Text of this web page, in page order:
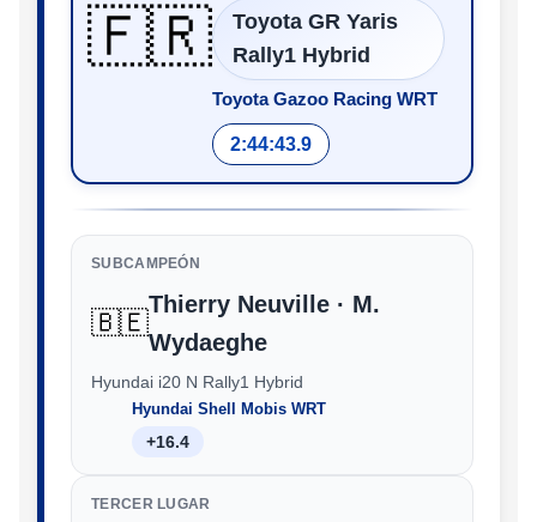
🇫🇷
Toyota GR Yaris
Rally1 Hybrid
Toyota Gazoo Racing WRT
2:44:43.9
SUBCAMPEÓN
🇧🇪
Thierry Neuville · M.
Wydaeghe
Hyundai i20 N Rally1 Hybrid
Hyundai Shell Mobis WRT
+16.4
TERCER LUGAR